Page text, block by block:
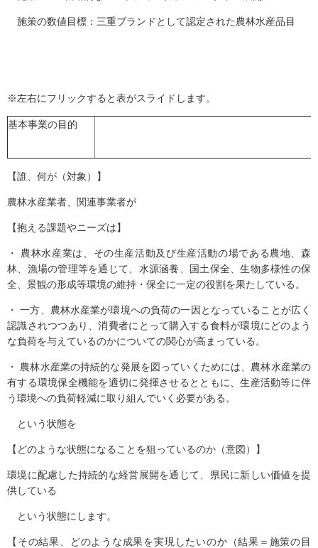
施策の数値目標：三重ブランドとして認定された農林水産品目
※左右にフリックすると表がスライドします。
基本事業の目的
【誰、何が（対象）】
農林水産業者、関連事業者が
【抱える課題やニーズは】
・ 農林水産業は、その生産活動及び生産活動の場である農地、森
林、漁場の管理等を通じて、水源涵養、国土保全、生物多様性の保
全、景観の形成等環境の維持・保全に一定の役割を果たしている。
・ 一方、農林水産業が環境への負荷の一因となっていることが広く
認識されつつあり、消費者にとって購入する食料が環境にどのよう
な負荷を与えているのかについての関心が高まっている。
・ 農林水産業の持続的な発展を図っていくためには、農林水産業の
有する環境保全機能を適切に発揮させるとともに、生産活動等に伴
う環境への負荷軽減に取り組んでいく必要がある。
という状態を
【どのような状態になることを狙っているのか（意図）】
環境に配慮した持続的な経営展開を通じて、県民に新しい価値を提
供している
という状態にします。
【その結果、どのような成果を実現したいのか（結果＝施策の目